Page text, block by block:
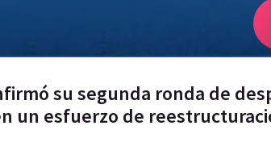
su segunda ronda de
un esfuerzo de